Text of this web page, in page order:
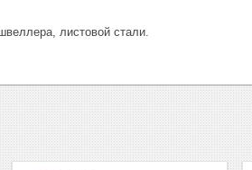
листовой стали.